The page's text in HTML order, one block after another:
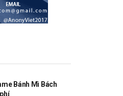
Bánh Mì Bách